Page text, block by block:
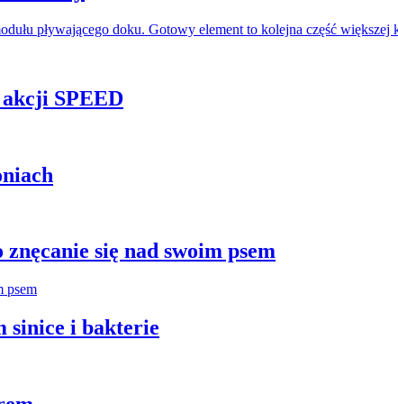
pływającego doku. Gotowy element to kolejna część
SPEED
się nad swoim psem
sinice i bakterie